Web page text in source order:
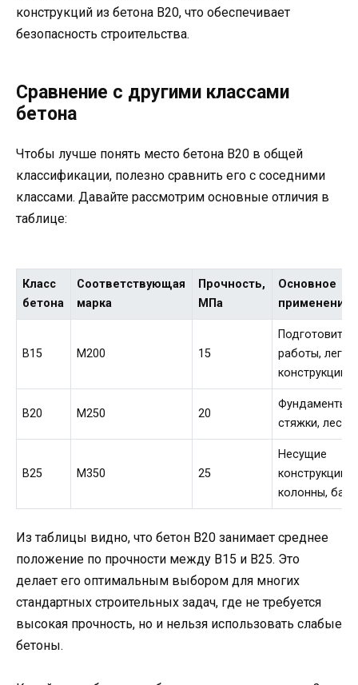
конструкций из бетона В20, что обеспечивает
безопасность строительства.
Сравнение с другими классами
бетона
Чтобы лучше понять место бетона В20 в общей
классификации, полезно сравнить его с соседними
классами. Давайте рассмотрим основные отличия в
таблице:
Класс
бетона
Соответствующая
марка
Прочность,
МПа
Основное
применение
В15 М200 15
работы,
конструкции
В20 М250 20
Фундаменты,
стяжки,
В25 М350 25
Несущие
конструкции,
колонны,
Из таблицы видно, что бетон В20 занимает среднее
положение по прочности между В15 и В25. Это
делает его оптимальным выбором для многих
стандартных строительных задач, где не требуется
высокая прочность, но и нельзя использовать слабые
бетоны.